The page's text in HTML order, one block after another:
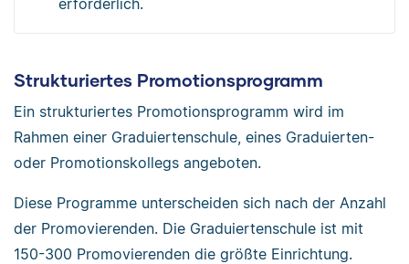
erforderlich.
Strukturiertes Promotionsprogramm
Ein strukturiertes Promotionsprogramm wird im
Rahmen einer Graduiertenschule, eines Graduierten-
oder Promotionskollegs angeboten.
Diese Programme unterscheiden sich nach der Anzahl
der Promovierenden. Die Graduiertenschule ist mit
150-300 Promovierenden die größte Einrichtung.